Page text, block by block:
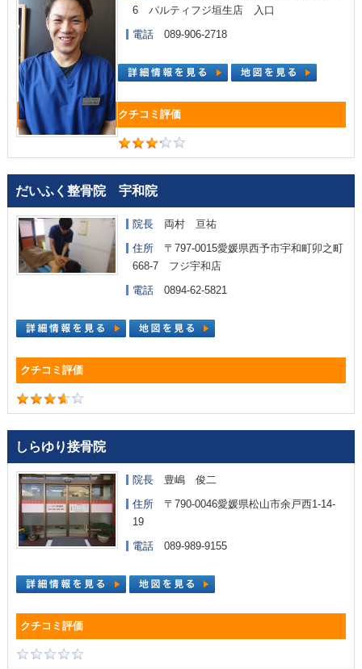
6 パルティフジ垣生店 入口
電話089-906-2718
だいふく整骨院 宇和院
院長両村 亘祐
住所〒797-0015愛媛県西予市宇和町卯之町
668-7 フジ宇和店
電話0894-62-5821
しらゆり接骨院
院長豊嶋 俊二
住所〒790-0046愛媛県松山市余戸西1-14-
19
電話089-989-9155